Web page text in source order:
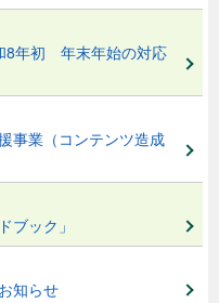
8年初 年末年始の対応
事業（コンテンツ造成
ブック」
知らせ